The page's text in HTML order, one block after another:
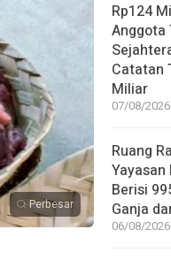
Perbesar
Rp124
Anggota
Catatan
Miliar
07/08/2026
Ruang
Yayasan
Berisi
Ganja
06/08/2026